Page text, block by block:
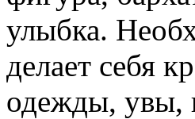
улыбка.
делает себя
одежды, увы,